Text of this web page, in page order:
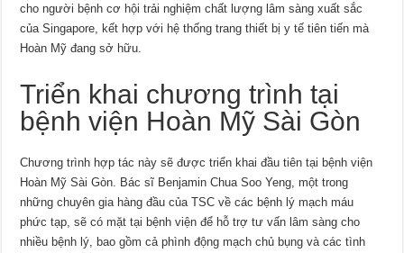
cho người bệnh cơ hội trải nghiệm chất lượng lâm sàng xuất sắc
của Singapore, kết hợp với hệ thống trang thiết bị y tế tiên tiến mà
Hoàn Mỹ đang sở hữu.
Triển khai chương trình tại
bệnh viện Hoàn Mỹ Sài Gòn
Chương trình hợp tác này sẽ được triển khai đầu tiên tại bệnh viện
Hoàn Mỹ Sài Gòn. Bác sĩ Benjamin Chua Soo Yeng, một trong
những chuyên gia hàng đầu của TSC về các bệnh lý mạch máu
phức tạp, sẽ có mặt tại bệnh viện để hỗ trợ tư vấn lâm sàng cho
nhiều bệnh lý, bao gồm cả phình động mạch chủ bụng và các tình